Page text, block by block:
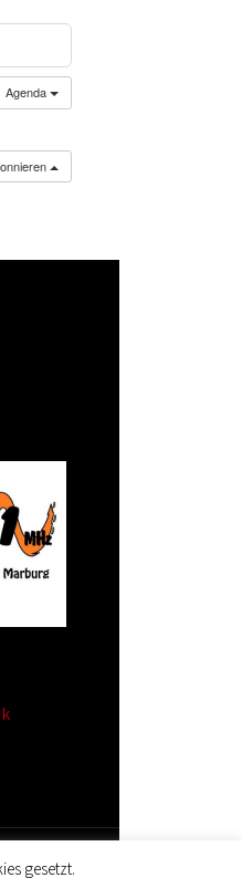
Agenda
gesetzt.